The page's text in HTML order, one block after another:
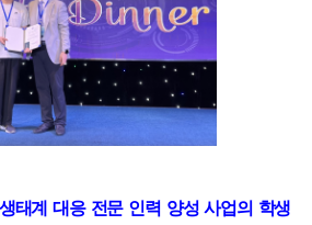
태계 대응 전문 인력 양성 사업의 학생